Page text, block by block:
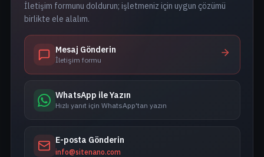
İletişim formunu doldurun; işletmeniz için uygun çözümü
birlikte ele alalım.
Mesaj Gönderin
İletişim formu
WhatsApp ile Yazın
Hızlı yanıt için WhatsApp'tan yazın
E-posta Gönderin
info@sitenano.com